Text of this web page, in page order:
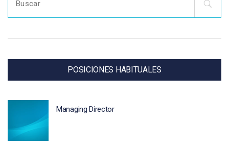
for:
POSICIONES HABITUALES
Managing Director